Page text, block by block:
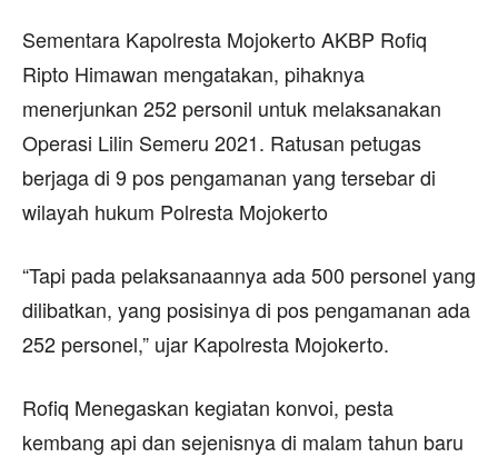
Sementara Kapolresta Mojokerto AKBP Rofiq
Ripto Himawan mengatakan, pihaknya
menerjunkan 252 personil untuk melaksanakan
Operasi Lilin Semeru 2021. Ratusan petugas
berjaga di 9 pos pengamanan yang tersebar di
wilayah hukum Polresta Mojokerto
“Tapi pada pelaksanaannya ada 500 personel yang
dilibatkan, yang posisinya di pos pengamanan ada
252 personel,” ujar Kapolresta Mojokerto.
Rofiq Menegaskan kegiatan konvoi, pesta
kembang api dan sejenisnya di malam tahun baru